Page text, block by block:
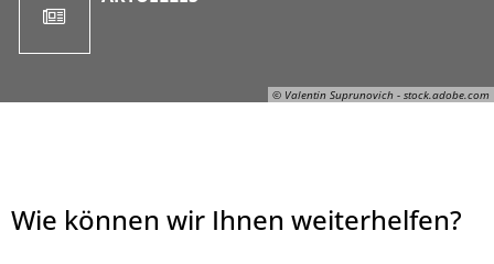
© Valentin Suprunovich - stock.adobe.com
Wie können wir Ihnen weiterhelfen?